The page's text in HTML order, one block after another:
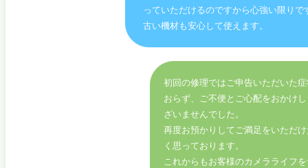
っていただけるのですから心強い限りで
古い機材も安心して使えます。
初回の修理ではご申告いただいた
おらず、ご不便とご心配をおかけ
ざいませんでした。
再度お預かりしてご満足をいただ
く思っております。
これからもお客様のカメラライフ